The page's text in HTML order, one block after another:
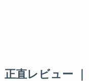
正直レビュー